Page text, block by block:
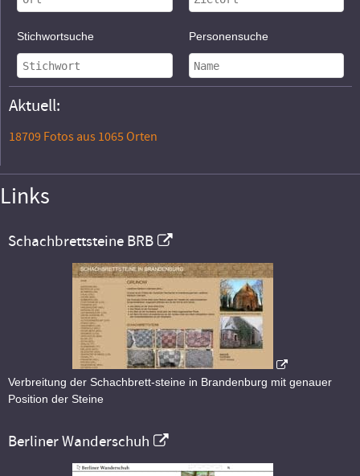
Stichwortsuche Personensuche
Aktuell:
18709 Fotos aus 1065 Orten
Links
Schachbrettsteine BRB
Verbreitung der Schachbrett-steine in Brandenburg mit genauer
Position der Steine
Berliner Wanderschuh